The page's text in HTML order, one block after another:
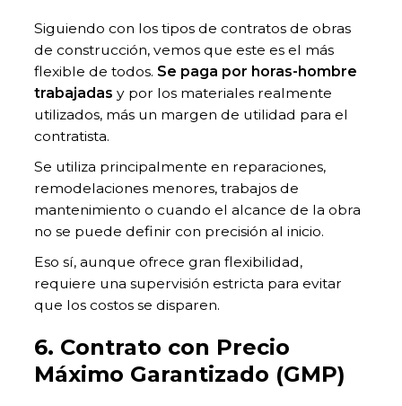
Siguiendo con los tipos de contratos de obras
de construcción, vemos que este es el más
flexible de todos. Se paga por horas-hombre
trabajadasy por los materiales realmente
utilizados, más un margen de utilidad para el
contratista.
Se utiliza principalmente en reparaciones,
remodelaciones menores, trabajos de
mantenimiento o cuando el alcance de la obra
no se puede definir con precisión al inicio.
Eso sí, aunque ofrece gran flexibilidad,
requiere una supervisión estricta para evitar
que los costos se disparen.
6. Contrato con Precio
Máximo Garantizado (GMP)